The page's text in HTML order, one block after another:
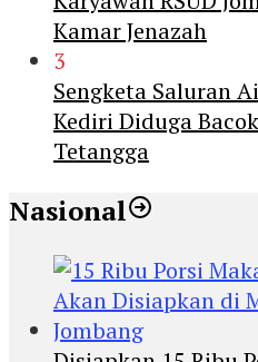
Kamar Jenazah
3
Sengketa Saluran
Kediri Diduga
Tetangga
Nasional